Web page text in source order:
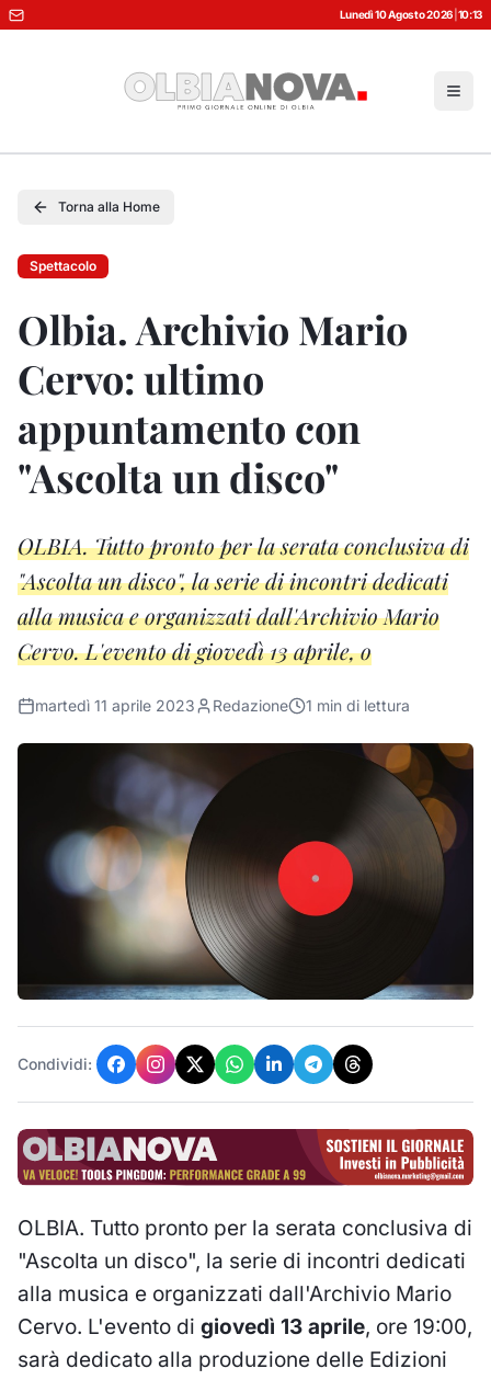
Lunedì 10 Agosto 2026 10:13
Torna alla Home
Spettacolo
Olbia. Archivio Mario
Cervo: ultimo
appuntamento con
"Ascolta un disco"
OLBIA. Tutto pronto per la serata conclusiva di
"Ascolta un disco", la serie di incontri dedicati
alla musica e organizzati dall'Archivio Mario
Cervo. L'evento di giovedì 13 aprile, o
martedì 11 aprile 2023 Redazione 1 min di lettura
Condividi:
OLBIA. Tutto pronto per la serata conclusiva di
"Ascolta un disco", la serie di incontri dedicati
alla musica e organizzati dall'Archivio Mario
Cervo. L'evento di giovedì 13 aprile, ore 19:00,
sarà dedicato alla produzione delle Edizioni